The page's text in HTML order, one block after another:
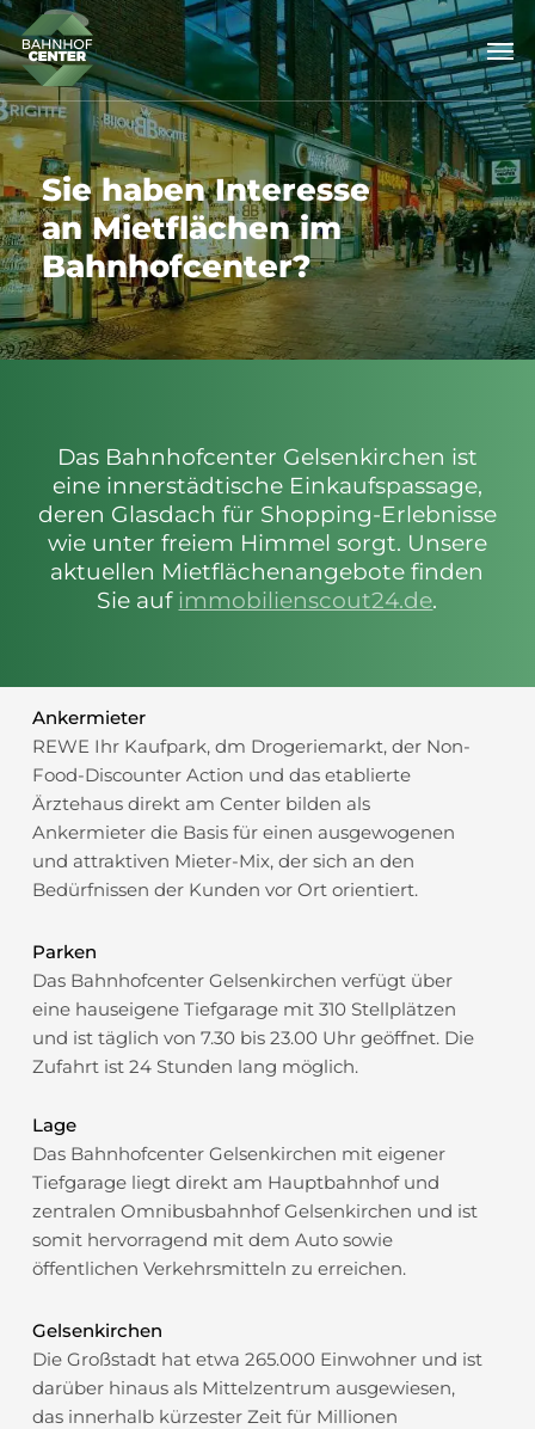
Skip
to
main
content
Sie haben Interesse
an Mietflächen im
Bahnhofcenter?
Das Bahnhofcenter Gelsenkirchen ist
eine innerstädtische Einkaufspassage,
deren Glasdach für Shopping-Erlebnisse
wie unter freiem Himmel sorgt. Unsere
aktuellen Mietflächenangebote finden
Sie auf immobilienscout24.de.
Ankermieter
REWE Ihr Kaufpark, dm Drogeriemarkt, der Non-
Food-Discounter Action und das etablierte
Ärztehaus direkt am Center bilden als
Ankermieter die Basis für einen ausgewogenen
und attraktiven Mieter-Mix, der sich an den
Bedürfnissen der Kunden vor Ort orientiert.
Parken
Das Bahnhofcenter Gelsenkirchen verfügt über
eine hauseigene Tiefgarage mit 310 Stellplätzen
und ist täglich von 7.30 bis 23.00 Uhr geöffnet. Die
Zufahrt ist 24 Stunden lang möglich.
Lage
Das Bahnhofcenter Gelsenkirchen mit eigener
Tiefgarage liegt direkt am Hauptbahnhof und
zentralen Omnibusbahnhof Gelsenkirchen und ist
somit hervorragend mit dem Auto sowie
öffentlichen Verkehrsmitteln zu erreichen.
Gelsenkirchen
Die Großstadt hat etwa 265.000 Einwohner und ist
darüber hinaus als Mittelzentrum ausgewiesen,
das innerhalb kürzester Zeit für Millionen